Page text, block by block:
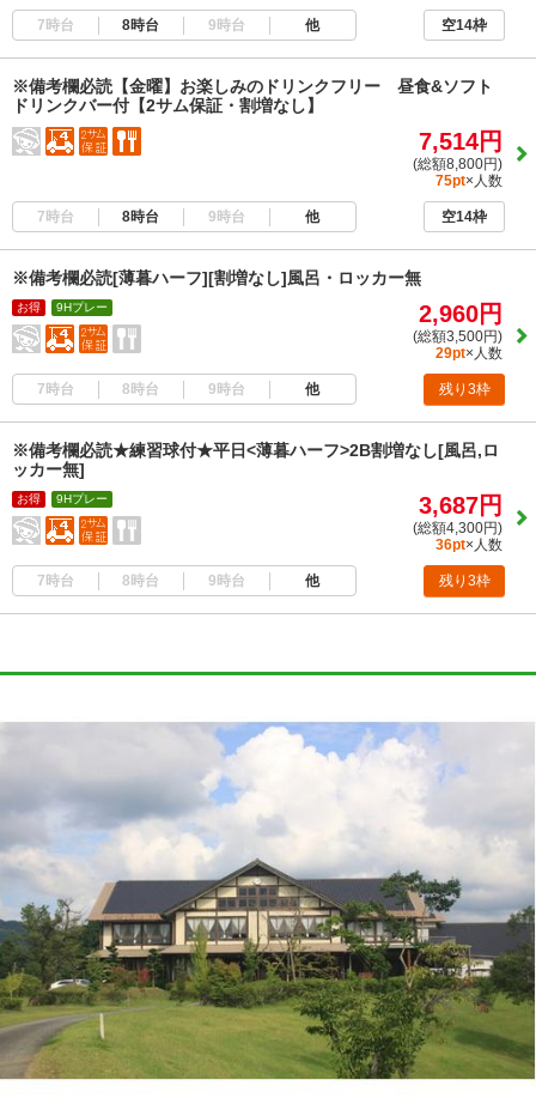
7時台 8時台 9時台 他 空14枠
※備考欄必読【金曜】お楽しみのドリンクフリー 昼食&ソフト
ドリンクバー付【2サム保証・割増なし】
7,514円
(総額8,800円)
75pt×人数
7時台 8時台 9時台 他 空14枠
※備考欄必読[薄暮ハーフ][割増なし]風呂・ロッカー無
お得 9Hプレー 2,960円
(総額3,500円)
29pt×人数
7時台 8時台 9時台 他 残り3枠
※備考欄必読★練習球付★平日<薄暮ハーフ>2B割増なし[風呂,ロ
ッカー無]
お得 9Hプレー 3,687円
(総額4,300円)
36pt×人数
7時台 8時台 9時台 他 残り3枠